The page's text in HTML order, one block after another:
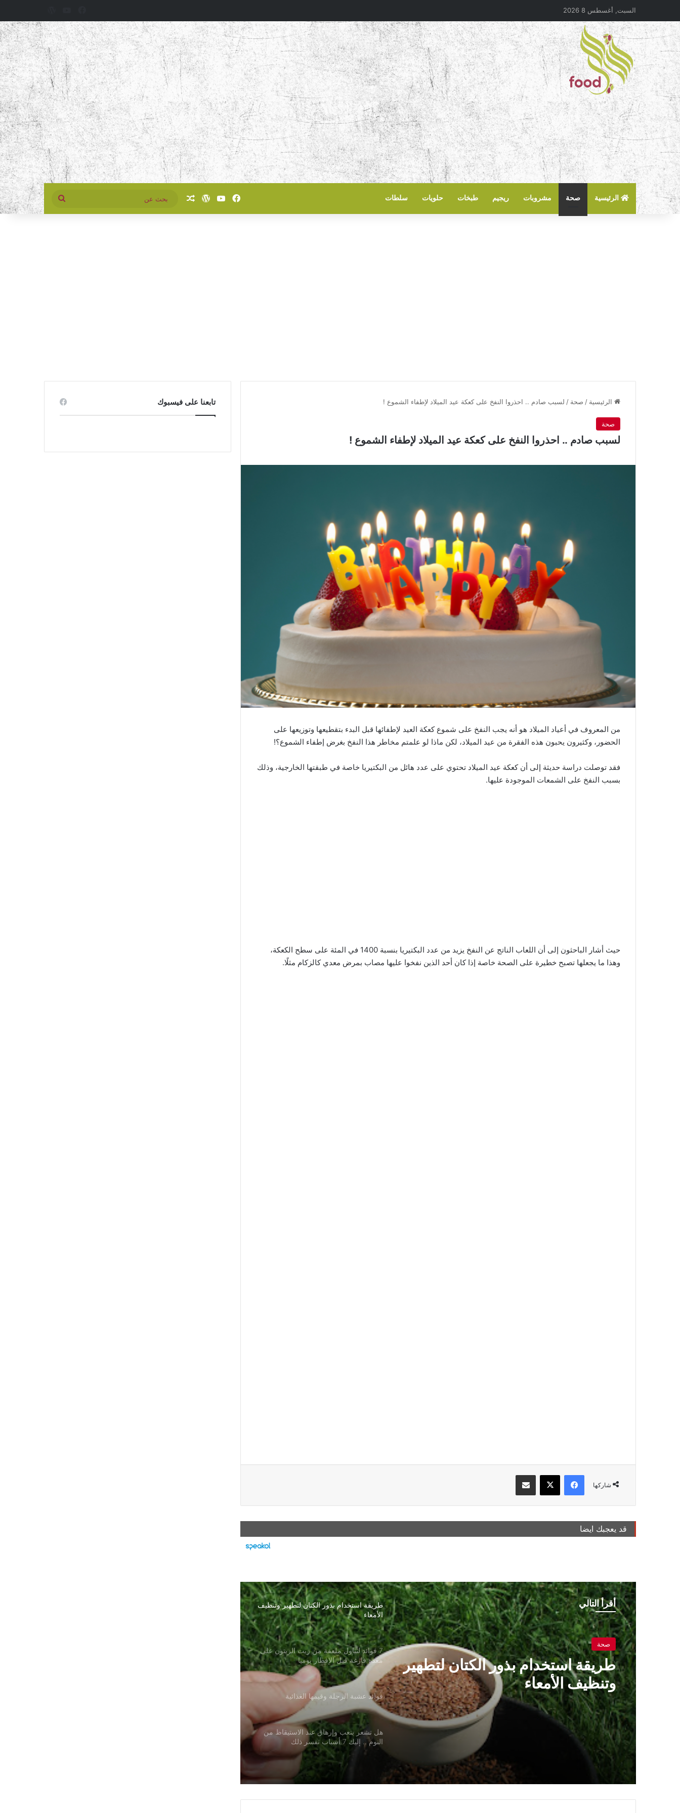
السبت, أغسطس 8 2026
الرئيسية صحة مشروبات ريجيم طبخات حلويات سلطات فيسبوك‫YouTube
‫WordPress
مقال عشوائي
بحث
عن
الرئيسية / صحة / لسبب صادم .. احذروا النفخ على كعكة عيد الميلاد لإطفاء الشموع !
صحة
لسبب صادم .. احذروا النفخ على كعكة عيد الميلاد لإطفاء الشموع !
من المعروف في أعياد الميلاد هو أنه يجب النفخ على شموع كعكة العيد لإطفائها قبل البدء بتقطيعها وتوزيعها على
الحضور، وكثيرون يحبون هذه الفقرة من عيد الميلاد، لكن ماذا لو علمتم مخاطر هذا النفخ بغرض إطفاء الشموع؟!
فقد توصلت دراسة حديثة إلى أن كعكة عيد الميلاد تحتوي على عدد هائل من البكتيريا خاصة في طبقتها الخارجية، وذلك
بسبب النفخ على الشمعات الموجودة عليها.
حيث أشار الباحثون إلى أن اللعاب الناتج عن النفخ يزيد من عدد البكتيريا بنسبة 1400 في المئة على سطح الكعكة،
وهذا ما يجعلها تصبح خطيرة على الصحة خاصة إذا كان أحد الذين نفخوا عليها مصاب بمرض معدي كالزكام مثلًا.
شاركها
فيسبوك ‫X مشاركة عبر البريد
قد يعجبك ايضا
أقرأ التالي
صحة
طريقة استخدام بذور الكتان لتطهير
وتنظيف الأمعاء
طريقة استخدام بذور الكتان لتطهير وتنظيف
الأمعاء
7 فوائد لتناول ملعقة من زيت الزيتون على
معدة فارغة قبل الإفطار يوميا
فوائد عشبة الرجلة وقيمها الغذائية
هل تشعر بتعب وإرهاق عند الاستيقاظ من
النوم .. إليك 7 أسباب تفسر ذلك
تابعنا على فيسبوك